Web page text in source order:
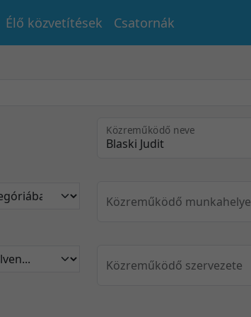
Élő közvetítések Csatornák
Közreműködő neve
Közreműködő munkahelye
Közreműködő szervezete